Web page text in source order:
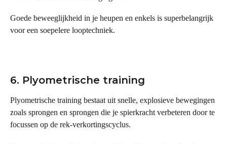
Goede beweeglijkheid in je heupen en enkels is superbelangrijk
voor een soepelere looptechniek.
6. Plyometrische training
Plyometrische training bestaat uit snelle, explosieve bewegingen
zoals sprongen en sprongen die je spierkracht verbeteren door te
focussen op de rek-verkortingscyclus.